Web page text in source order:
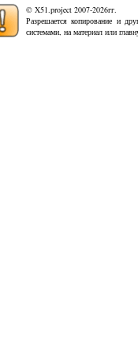
© X51.project 2007-2026гг.
Разрешается копирование и
системами, на материал или